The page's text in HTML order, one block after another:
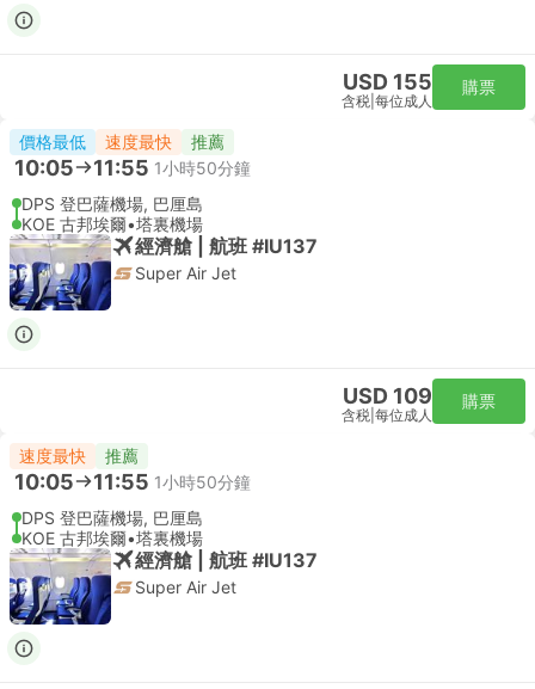
USD 155
含税 每位成人
購票
價格最低 速度最快 推薦
10:05 11:55 1小時50分鐘
DPS 登巴薩機場, 巴厘島
KOE 古邦埃爾•塔裏機場
經濟艙 | 航班 #IU137
Super Air Jet
USD 109
含税 每位成人
購票
速度最快 推薦
10:05 11:55 1小時50分鐘
DPS 登巴薩機場, 巴厘島
KOE 古邦埃爾•塔裏機場
經濟艙 | 航班 #IU137
Super Air Jet